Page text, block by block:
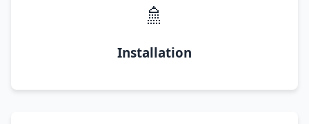
🚿
Installation